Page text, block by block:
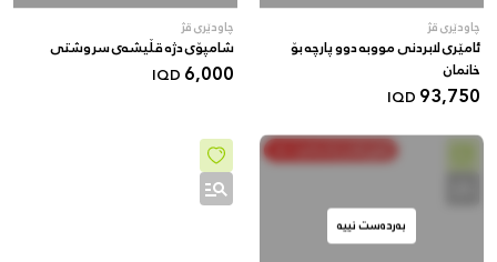
چاودێری قژ
ئامێری لابردنی مووبە دوو پارچە بۆ
خانمان
93,750
IQD
چاودێری قژ
شامپۆی دژە قڵیشەی سروشتی
6,000
IQD
بەردەست نییە